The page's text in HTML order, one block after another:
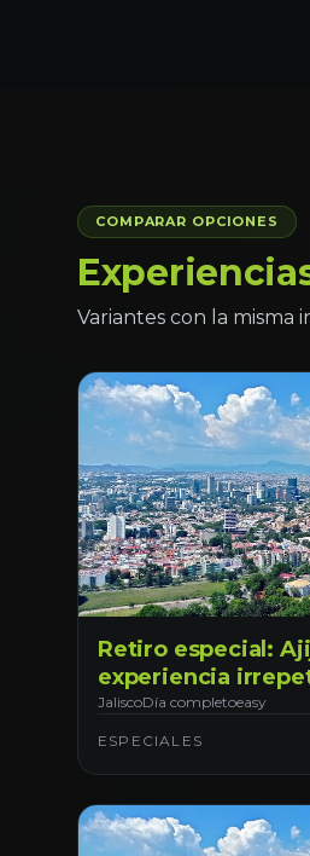
COMPARAR OPCIONES
Variantes con la misma
Retiro especial:
experiencia
JaliscoDía completoeasy
ESPECIALES